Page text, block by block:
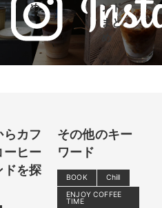
め
ンド
まと
め
らカフ
ーヒー
ドを探
その他のキー
ワード
BOOK
Chill
ENJOY COFFEE
TIME